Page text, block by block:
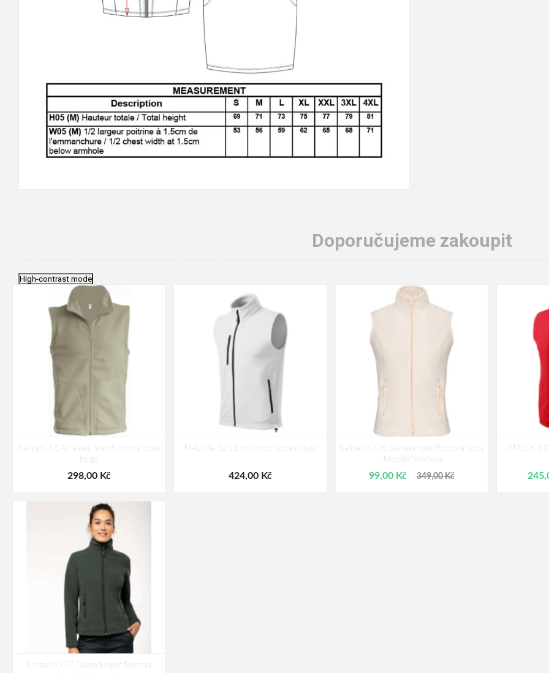
Doporučujeme zakoupit
High-contrast mode
Kariban LUCA Pánská mikrofleecová vesta
beige
298,00 Kč
MALFINI 525 Exit Fleece vesta unisex
424,00 Kč
Kariban K906 Dámská mikrofleecová vesta
"Melodie"krémová
99,00 Kč 349,00 Kč
RIMECK
Kariban K907 Dámská mikrofleecová